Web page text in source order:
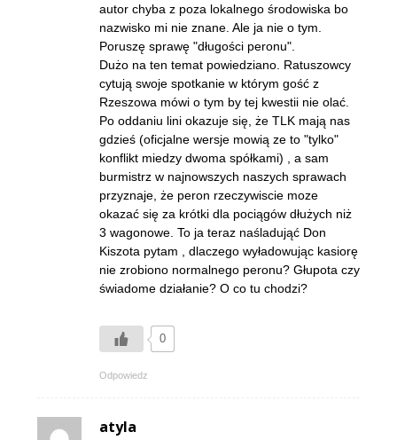
autor chyba z poza lokalnego środowiska bo
nazwisko mi nie znane. Ale ja nie o tym.
Poruszę sprawę "długości peronu".
Dużo na ten temat powiedziano. Ratuszowcy
cytują swoje spotkanie w którym gość z
Rzeszowa mówi o tym by tej kwestii nie olać.
Po oddaniu lini okazuje się, że TLK mają nas
gdzieś (oficjalne wersje mowią ze to "tylko"
konflikt miedzy dwoma spółkami) , a sam
burmistrz w najnowszych naszych sprawach
przyznaje, że peron rzeczywiscie moze
okazać się za krótki dla pociągów dłużych niż
3 wagonowe. To ja teraz naśladująć Don
Kiszota pytam , dlaczego wyładowując kasiorę
nie zrobiono normalnego peronu? Głupota czy
świadome działanie? O co tu chodzi?
0
Odpowiedz
atyla